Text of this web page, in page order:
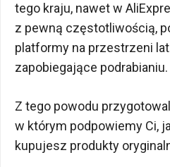
tego kraju, nawet w
z pewną częstotliwością,
platformy na przestrzeni
zapobiegające podrabianiu.
Z tego powodu
w którym podpowiemy Ci,
kupujesz produkty